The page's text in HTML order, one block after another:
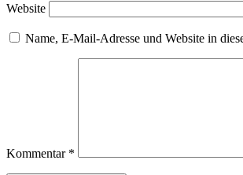
Website
Name, E-Mail-Adresse und Website in
Kommentar *